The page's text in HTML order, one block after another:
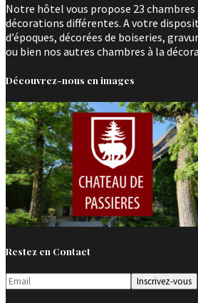
Notre hôtel vous propose 23 chambres
décorations différentes. A votre
d’époques, décorées de boiseries,
ou bien nos autres chambres à la
Découvrez-nous en images
Restez en Contact